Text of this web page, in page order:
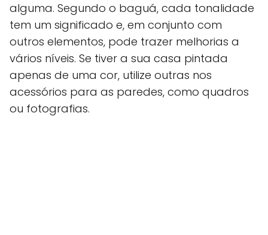
alguma. Segundo o baguá, cada tonalidade
tem um significado e, em conjunto com
outros elementos, pode trazer melhorias a
vários níveis. Se tiver a sua casa pintada
apenas de uma cor, utilize outras nos
acessórios para as paredes, como quadros
ou fotografias.